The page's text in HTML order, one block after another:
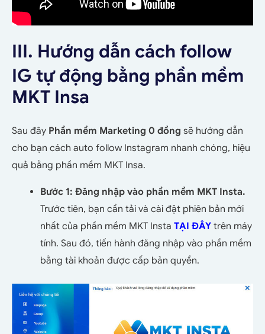
III. Hướng dẫn cách follow
IG tự động bằng phần mềm
MKT Insa
Sau đây Phần mềm Marketing 0 đồng sẽ hướng dẫn
cho bạn cách auto follow Instagram nhanh chóng, hiệu
quả bằng phần mềm MKT Insa.
Bước 1: Đăng nhập vào phần mềm MKT Insta.
Trước tiên, bạn cần tải và cài đặt phiên bản mới
nhất của phần mềm MKT Insta TẠI ĐÂY trên máy
tính. Sau đó, tiến hành đăng nhập vào phần mềm
bằng tài khoản được cấp bản quyền.